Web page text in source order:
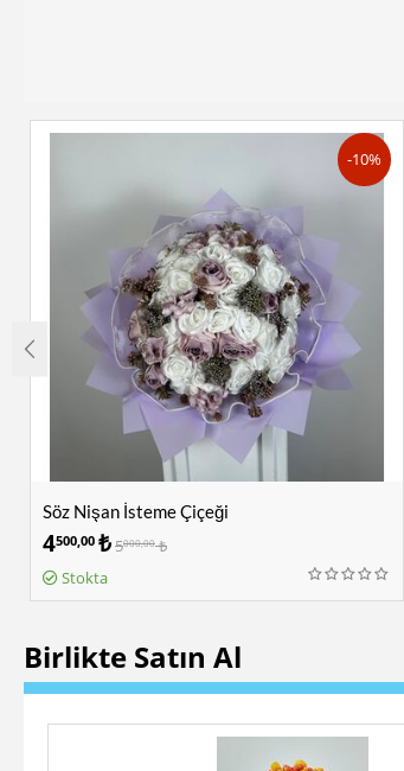
-10%
Söz Nişan İsteme Çiçeği
4500,00 ₺5000,00 ₺
Stokta
Birlikte Satın Al